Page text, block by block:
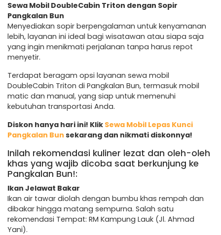
Sewa Mobil DoubleCabin Triton dengan Sopir
Pangkalan Bun
Menyediakan sopir berpengalaman untuk kenyamanan
lebih, layanan ini ideal bagi wisatawan atau siapa saja
yang ingin menikmati perjalanan tanpa harus repot
menyetir.
Terdapat beragam opsi layanan sewa mobil
DoubleCabin Triton di Pangkalan Bun, termasuk mobil
matic dan manual, yang siap untuk memenuhi
kebutuhan transportasi Anda.
Diskon hanya hari ini! Klik Sewa Mobil Lepas Kunci
Pangkalan Bun sekarang dan nikmati diskonnya!
Inilah rekomendasi kuliner lezat dan oleh-oleh
khas yang wajib dicoba saat berkunjung ke
Pangkalan Bun!:
Ikan Jelawat Bakar
Ikan air tawar diolah dengan bumbu khas rempah dan
dibakar hingga matang sempurna. Salah satu
rekomendasi Tempat: RM Kampung Lauk (Jl. Ahmad
Yani).